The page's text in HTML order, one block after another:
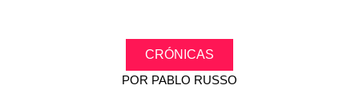
CRÓNICAS
POR PABLO RUSSO